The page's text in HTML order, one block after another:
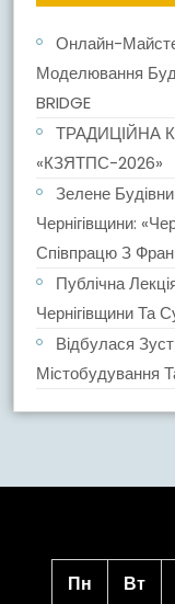
Онлайн-
Моделювання
BRIDGE
ТРАДИЦІЙНА
«КЗЯТПС-2026»
Зелене
Чернігівщини:
Співпрацю З
Публічна
Чернігівщини Та
Відбулася
Містобудування
Пн Вт